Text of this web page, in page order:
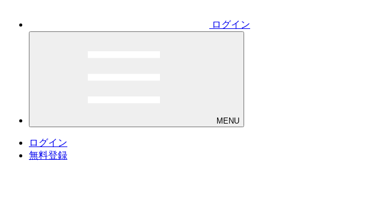
ログイン
MENU
ログイン
無料登録